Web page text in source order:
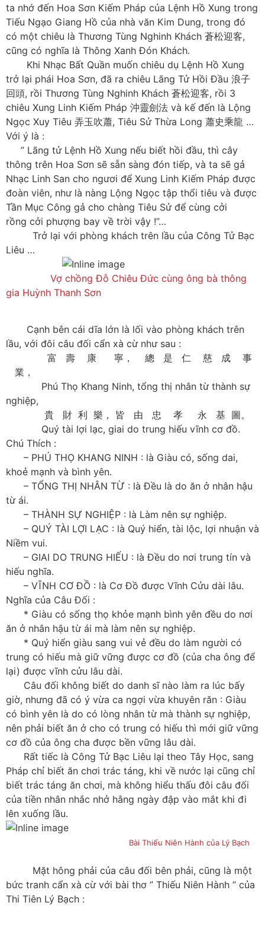
ta nhớ đến Hoa Sơn Kiếm Pháp của Lệnh Hồ Xung trong
Tiếu Ngạo Giang Hồ của nhà văn Kim Dung, trong đó
có một chiêu là Thương Tùng Nghinh Khách 蒼松迎客,
cũng có nghĩa là Thông Xanh Đón Khách.
Khi Nhạc Bất Quần muốn chiêu dụ Lệnh Hồ Xung
trở lại phái Hoa Sơn, đã ra chiêu Lãng Tử Hồi Đầu 浪子
回頭, rồi Thương Tùng Nghinh Khách 蒼松迎客, rồi 3
chiêu Xung Linh Kiếm Pháp 沖靈劍法 và kế đến là Lộng
Ngọc Xuy Tiêu 弄玉吹蕭, Tiêu Sử Thừa Long 蕭史乘龍 …
Với ý là :
” Lãng tử Lệnh Hồ Xung nếu biết hồi đầu, thì cây
thông trên Hoa Sơn sẽ sẵn sàng đón tiếp, và ta sẽ gả
Nhạc Linh San cho ngươi để Xung Linh Kiếm Pháp được
đoàn viên, như là nàng Lộng Ngọc tập thổi tiêu và được
Tần Mục Công gả cho chàng Tiêu Sử để cùng cởi
rồng cởi phượng bay về trời vậy !”…
Trở lại với phòng khách trên lầu của Công Tử Bạc
Liêu …
Vợ chồng Đỗ Chiêu Đức cùng ông bà thông
gia Huỳnh Thanh Sơn
Cạnh bên cái dĩa lớn là lối vào phòng khách trên
lầu, với đôi câu đối cẩn xà cừ như sau :
富 壽 康 寧， 總 是 仁 慈 成 事
業，
Phú Thọ Khang Ninh, tổng thị nhân từ thành sự
nghiệp,
貴 財 利 樂， 皆 由 忠 孝 永 基 圖。
Quý tài lợi lạc, giai do trung hiếu vĩnh cơ đồ.
Chú Thích :
– PHÚ THỌ KHANG NINH : là Giàu có, sống dai,
khoẻ mạnh và bình yên.
– TỔNG THỊ NHÂN TỪ : là Đều là do ăn ở nhân hậu
từ ái.
– THÀNH SỰ NGHIỆP : là Làm nên sự nghiệp.
– QUÝ TÀI LỢI LẠC : là Quý hiển, tài lộc, lợi nhuận và
Niềm vui.
– GIAI DO TRUNG HIẾU : là Đều do nơi trung tín và
hiếu nghĩa.
– VĨNH CƠ ĐỒ : là Cơ Đồ được Vĩnh Cửu dài lâu.
Nghĩa của Câu Đối :
* Giàu có sống thọ khỏe mạnh bình yên đều do nơi
ăn ở nhân hậu từ ái mà làm nên sự nghiệp.
* Quý hiển giàu sang vui vẻ đều do làm người có
trung có hiếu mà giữ vững được cơ đồ (của cha ông để
lại) được vĩnh cửu lâu dài.
Câu đối không biết do danh sĩ nào làm ra lúc bấy
giờ, nhưng đã có ý vừa ca ngợi vừa khuyên răn : Giàu
có bình yên là do có lòng nhân từ mà thành sự nghiệp,
nên phải biết ăn ở cho có trung có hiếu thì mới giữ vững
cơ đồ của ông cha được bền vững lâu dài.
Rất tiếc là Công Tử Bạc Liêu lại theo Tây Học, sang
Pháp chỉ biết ăn chơi trác táng, khi về nước lại cũng chỉ
biết trác táng ăn chơi, mà không hiểu thấu đôi câu đối
của tiền nhân nhắc nhở hằng ngày đập vào mắt khi đi
lên xuống lầu.
Bài Thiếu Niên Hành của Lý Bạch
Mặt hông phải của câu đối bên phải, cũng là một
bức tranh cẩn xà cừ với bài thơ ” Thiếu Niên Hành ” của
Thi Tiên Lý Bạch :